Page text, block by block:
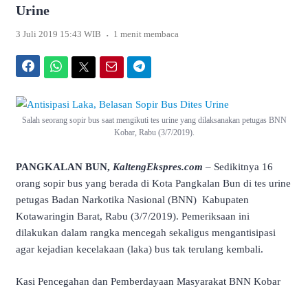
Urine
3 Juli 2019 15:43 WIB . 1 menit membaca
Salah seorang sopir bus saat mengikuti tes urine yang dilaksanakan petugas BNN
Kobar, Rabu (3/7/2019).
PANGKALAN BUN, KaltengEkspres.com – Sedikitnya 16
orang sopir bus yang berada di Kota Pangkalan Bun di tes urine
petugas Badan Narkotika Nasional (BNN) Kabupaten
Kotawaringin Barat, Rabu (3/7/2019). Pemeriksaan ini
dilakukan dalam rangka mencegah sekaligus mengantisipasi
agar kejadian kecelakaan (laka) bus tak terulang kembali.
Kasi Pencegahan dan Pemberdayaan Masyarakat BNN Kobar